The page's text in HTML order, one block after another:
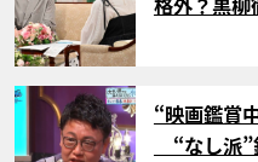
サムネイル
“映画鑑賞
“なし派